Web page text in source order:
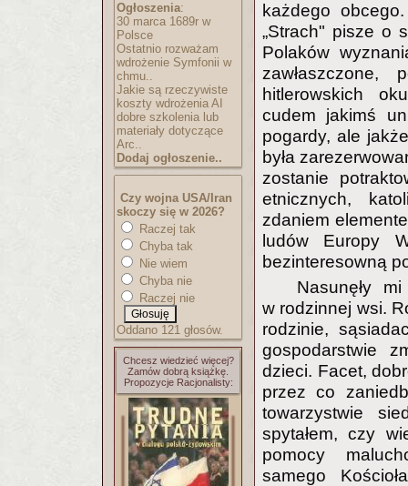
Ogłoszenia:
30 marca 1689r w
Polsce
Ostatnio rozważam
wdrożenie Symfonii w
chmu..
Jakie są rzeczywiste
koszty wdrożenia AI
dobre szkolenia lub
materiały dotyczące
Arc..
Dodaj ogłoszenie..
Czy wojna USA/Iran
skoczy się w 2026?
Raczej tak
Chyba tak
Nie wiem
Chyba nie
Raczej nie
Oddano 121 głosów.
Chcesz wiedzieć więcej?
Zamów dobrą książkę.
Propozycje Racjonalisty:
każdego
„Strach" pisze o
Polaków
hitlerowskich
cudem jakimś
pogardy, ale
była
zostanie
etnicznych,
zdaniem
ludów Europy
bezinteresowną
Nasunęły
w rodzinnej wsi.
rodzinie,
gospodarstwie
dzieci. Facet,
przez co
towarzystwie
spytałem, czy
pomocy
samego